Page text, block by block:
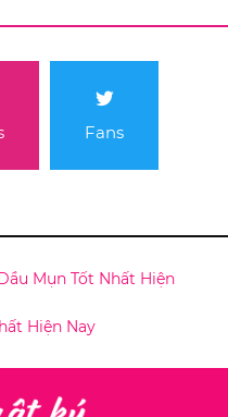
Fans
Mụn Tốt Nhất Hiện
Hiện Nay